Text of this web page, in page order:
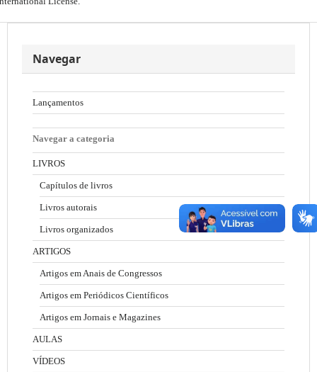
Navegar
Lançamentos
Navegar a categoria
LIVROS
Capítulos de livros
Livros autorais
Livros organizados
ARTIGOS
Artigos em Anais de Congressos
Artigos em Periódicos Científicos
Artigos em Jornais e Magazines
AULAS
VÍDEOS